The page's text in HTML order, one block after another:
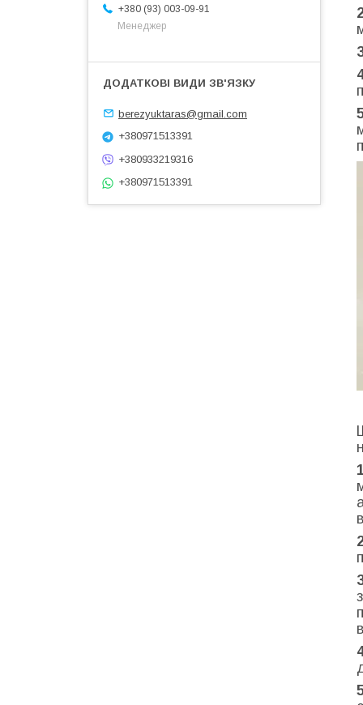
+380 (93) 003-09-91
Менеджер
berezyuktaras@gmail.com
+380971513391
+380933219316
+380971513391